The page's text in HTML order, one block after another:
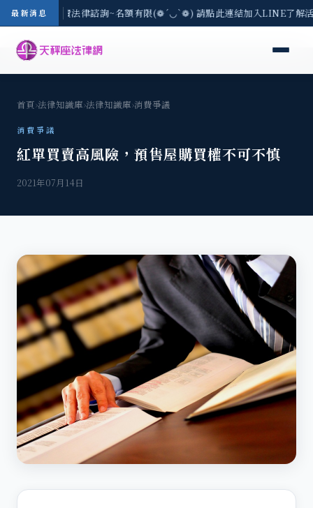
最新消息
3(一) 現場免費法律諮詢~名額有限(❁´◡`❁) 請點此連結加入LINE了
首頁›法律知識庫›法律知識庫›消費爭議
消費爭議
紅單買賣高風險，預售屋購買權不可不慎
2021年07月14日